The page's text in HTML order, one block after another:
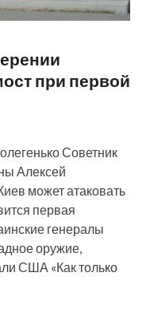
при первой
Советник
Алексей
может атаковать
первая
генералы
оружие,
США «Как только